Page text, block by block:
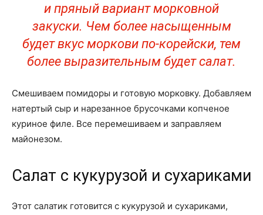
и пряный вариант морковной
закуски. Чем более насыщенным
будет вкус моркови по-корейски, тем
более выразительным будет салат.
Смешиваем помидоры и готовую морковку. Добавляем
натертый сыр и нарезанное брусочками копченое
куриное филе. Все перемешиваем и заправляем
майонезом.
Салат с кукурузой и сухариками
Этот салатик готовится с кукурузой и сухариками,